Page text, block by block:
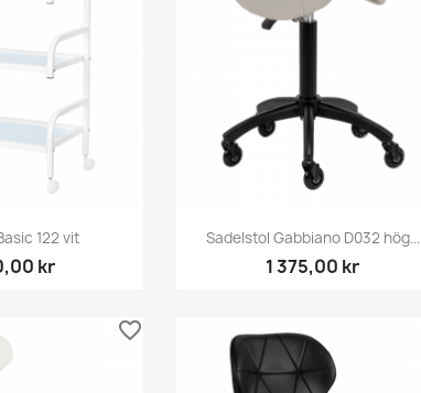
122 vit
kr
Snabbvy
Sadelstol Gabbiano D032 hög...
1 375,00 kr
favorite_border